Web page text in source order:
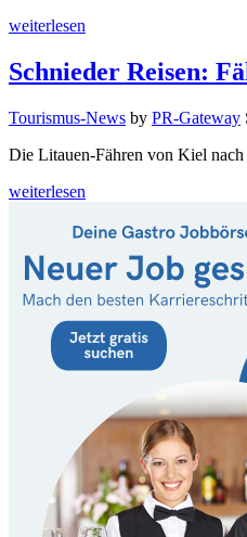
weiterlesen
Schnieder Reisen:
Tourismus-News by PR-Gateway
Die Litauen-Fähren von Kiel
weiterlesen